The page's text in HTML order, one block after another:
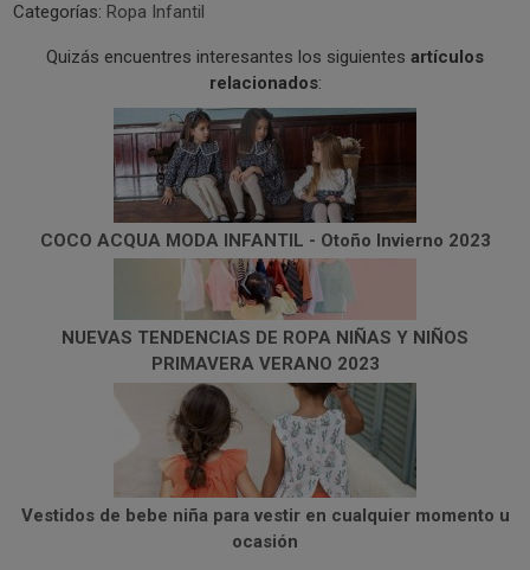
Categorías: Ropa Infantil
Quizás encuentres interesantes los siguientes artículos
relacionados:
COCO ACQUA MODA INFANTIL - Otoño Invierno 2023
NUEVAS TENDENCIAS DE ROPA NIÑAS Y NIÑOS
PRIMAVERA VERANO 2023
Vestidos de bebe niña para vestir en cualquier momento u
ocasión